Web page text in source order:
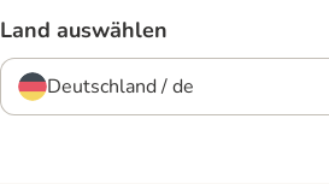
Land auswählen
Deutschland / de